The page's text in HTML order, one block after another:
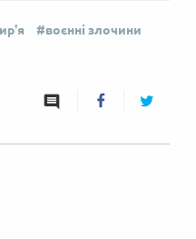
воєнні злочини